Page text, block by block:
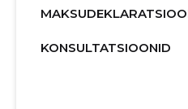
KONSULTATSIOONID